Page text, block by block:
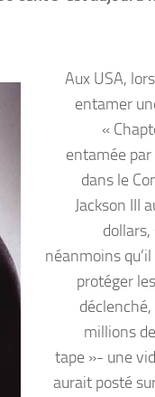
Aux USA,
entamer
«
entamée
dans le
Jackson III
néanmoins
protéger
millions
tape »- une
aurait posté